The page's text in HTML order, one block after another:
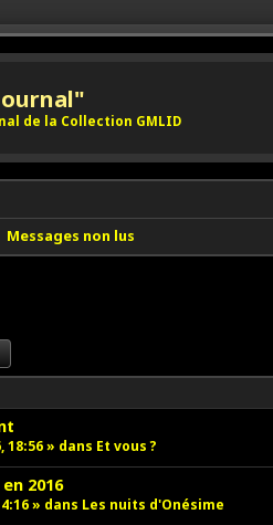
de la Collection GMLID
Messages non lus
18:56» dans Et vous ?
2016
» dans Les nuits d'Onésime